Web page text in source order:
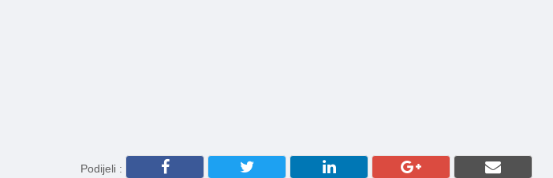
Podijeli :